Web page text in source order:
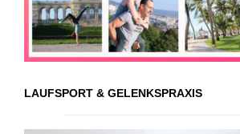
LAUFSPORT & GELENKSPRAXIS